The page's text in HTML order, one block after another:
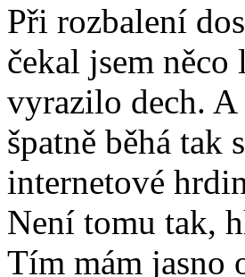
Při rozbalení
čekal jsem
vyrazilo dech. A
špatně běhá tak
internetové
Není tomu tak,
Tím mám jasno